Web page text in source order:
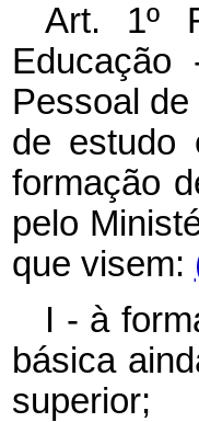
Art. 1º
Pessoal
de estudo
formação
pelo
que visem:
I - à
básica
superior;